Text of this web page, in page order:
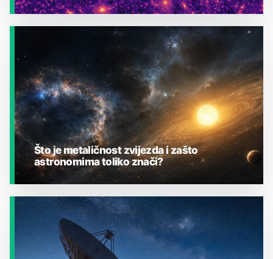
JESTE LI ZNALI?
JESTE LI ZNALI?
Što je metaličnost zvijezda i zašto
astronomima toliko znači?